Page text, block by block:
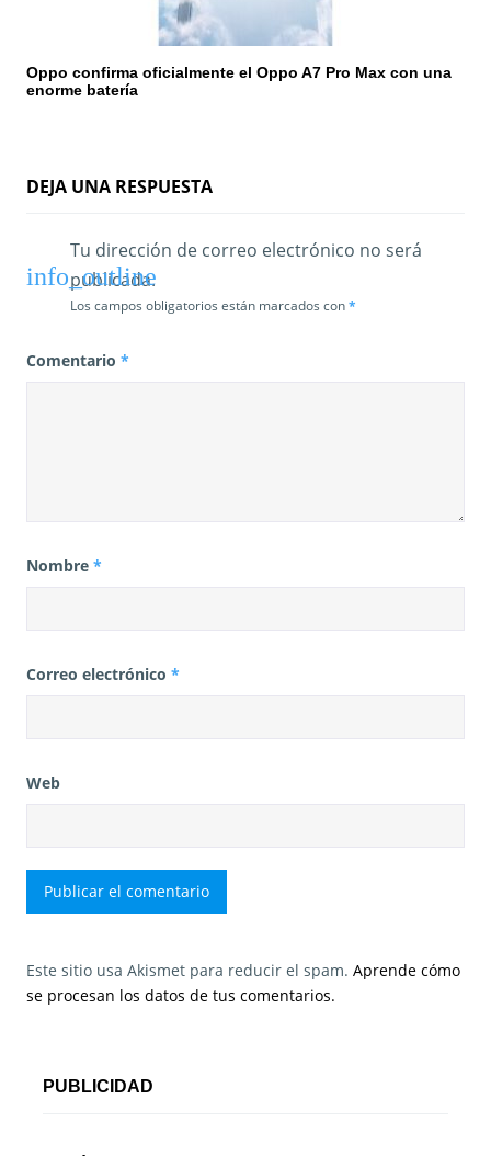
Oppo confirma oficialmente el Oppo A7 Pro Max con una
enorme batería
DEJA UNA RESPUESTA
Tu dirección de correo electrónico no será
publicada.
Los campos obligatorios están marcados con*
Comentario *
Nombre *
Correo electrónico *
Web
Este sitio usa Akismet para reducir el spam. Aprende cómo
se procesan los datos de tus comentarios.
PUBLICIDAD